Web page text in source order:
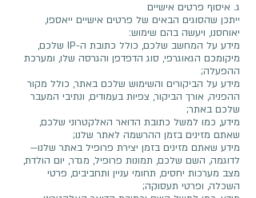
ג. איסוף פרטים אישיים
ייתכן שהסוגים הבאים של פרטים אישיים ייאספו,
יאוחסנו, ויעשה בהם שימוש:
מידע על המחשב שלכם, כולל כתובת ה-IP שלכם,
מיקומכם הגאוגרפי, סוג הדפדפן והגרסה שלו, ומערכת
ההפעלה;
מידע על הביקורים והשימוש שלכם באתר, כולל מקור
ההפניה, אורך הביקור, צפיות בעמודים, ונתיבי המעבר
שלכם באתר;
מידע, כמו למשל כתובת הדואר האלקטרוני שלכם,
שאתם מזינים בזמן ההרשמה לאתר שלנו;
מידע שאתם מזינים בזמן יצירת פרופיל באתר שלנו—
לדוגמה, השם שלכם, תמונות פרופיל, מגדר, יום הולדת,
מצב מערכות יחסים, תחומי עניין ותחביבים, פרטי
השכלה, ופרטי תעסוקה;